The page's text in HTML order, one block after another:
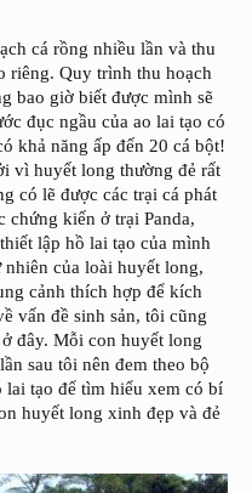
cá rồng nhiều lần và thu
riêng. Quy trình thu hoạch
bao giờ biết được mình sẽ
đục ngầu của ao lai tạo có
khả năng ấp đến 20 cá bột!
vì huyết long thường đẻ rất
có lẽ được các trại cá phát
chứng kiến ở trại Panda,
lập hồ lai tạo của mình
của loài huyết long,
cảnh thích hợp để kích
vấn đề sinh sản, tôi cũng
đây. Mỗi con huyết long
sau tôi nên đem theo bộ
lai tạo để tìm hiểu xem có bí
huyết long xinh đẹp và đẻ